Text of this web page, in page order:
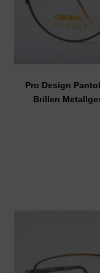
Pro Design
Brillen